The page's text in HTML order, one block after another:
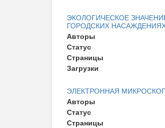
ЭКОЛОГИЧЕСКОЕ ЗНАЧЕНИЕ
ГОРОДСКИХ
Авторы
Статус
Страницы
Загрузки
ЭЛЕКТРОННАЯ
Авторы
Статус
Страницы